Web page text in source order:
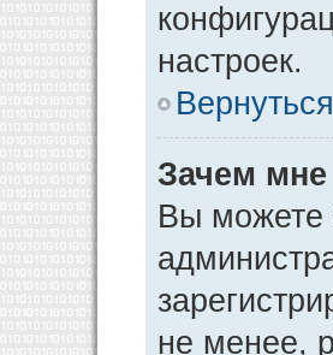
настроек.
Зачем
Вы можете
не менее,